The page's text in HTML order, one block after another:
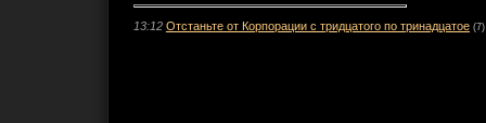
13:12 Отстаньте от Корпорации с тридцатого по тринадцатое (7)